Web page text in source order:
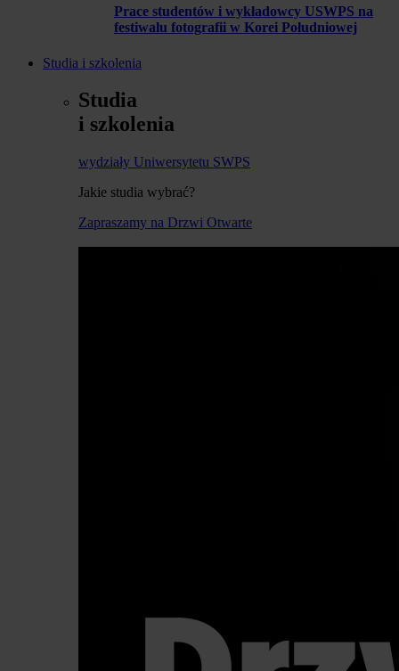
Prace studentów i wykładowcy USWPS na
festiwalu fotografii w Korei Południowej
Studia i szkolenia
Studia
i szkolenia
wydziały Uniwersytetu SWPS
Jakie studia wybrać?
Zapraszamy na Drzwi Otwarte